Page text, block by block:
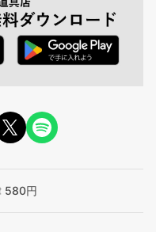
580円